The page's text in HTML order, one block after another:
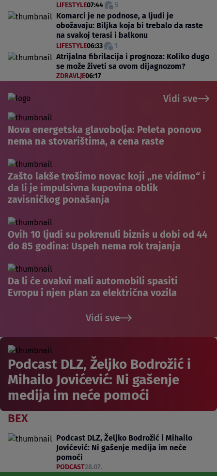
LIFESTYLE07:44 5
Komarci je ne podnose, a ljudi je
obožavaju: Biljka koja bi trebalo da raste
na svakoj terasi i balkonu
LIFESTYLE06:33 1
Atrijalna fibrilacija i prognoza: Koliko dugo
se može živeti sa ovom dijagnozom?
ZDRAVLJE06:17
Vidi sve
Nova energetska glavobolja: Peleta ponovo
nema na stovarištima, a cena raste
Zašto lakše trošimo novac koji „ne vidimo“ i
da li je impulsivna kupovina oblik
zavisničkog ponašanja
Ovih 10 ljudi su pokrenuli biznis u dobi od 44
do 85 godina: Uspeh nema rok trajanja
Da li će ovakvi mali automobili spasiti
Evropu i njen plan za električna vozila
Vidi sve
Podcast DLZ, Željko Bodrožić i
Mihailo Jovićević: Ni gašenje
medija im neće pomoći
BEX
Podcast DLZ, Željko Bodrožić i Mihailo
Jovićević: Ni gašenje medija im neće
pomoći
PODCAST28.07.